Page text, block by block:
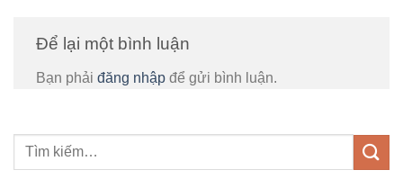
Để lại một bình luận
Bạn phải đăng nhập để gửi bình luận.